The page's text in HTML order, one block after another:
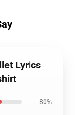
Lyrics
80%